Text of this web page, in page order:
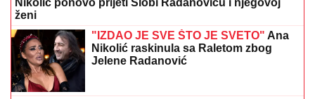
Nikolić ponovo prijeti Slobi Radanoviću i njegovoj
ženi
"IZDAO JE SVE ŠTO JE SVETO" Ana
Nikolić raskinula sa Raletom zbog
Jelene Radanović